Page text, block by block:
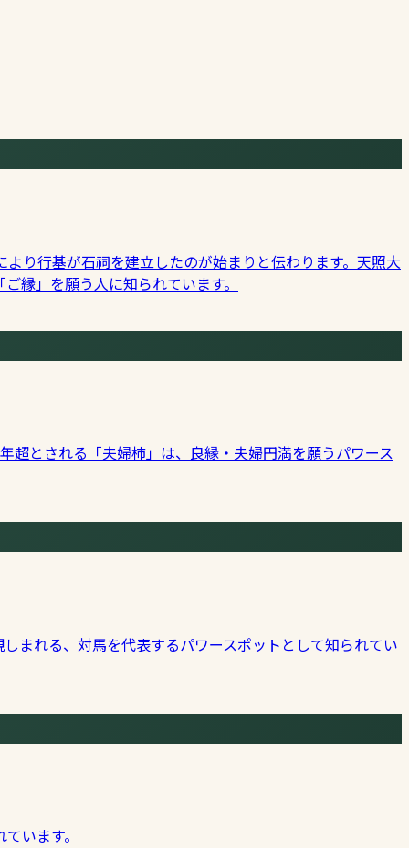
り行基が石祠を建立したのが始まりと伝わります。天照大
縁」を願う人に知られています。
超とされる「夫婦柿」は、良縁・夫婦円満を願うパワース
まれる、対馬を代表するパワースポットとして知られてい
います。